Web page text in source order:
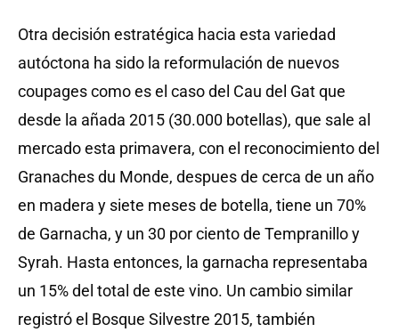
Otra decisión estratégica hacia esta variedad
autóctona ha sido la reformulación de nuevos
coupages como es el caso del Cau del Gat que
desde la añada 2015 (30.000 botellas), que sale al
mercado esta primavera, con el reconocimiento del
Granaches du Monde, despues de cerca de un año
en madera y siete meses de botella, tiene un 70%
de Garnacha, y un 30 por ciento de Tempranillo y
Syrah. Hasta entonces, la garnacha representaba
un 15% del total de este vino. Un cambio similar
registró el Bosque Silvestre 2015, también